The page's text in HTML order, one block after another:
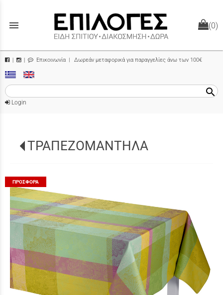
menu (0)
| Επικοινωνία | Δωρεάν μεταφορικά για παραγγελίες άνω των 100€
search
Login
ΤΡΑΠΕΖΟΜΑΝΤΗΛΑ
ΠΡΟΣΦΟΡΆ